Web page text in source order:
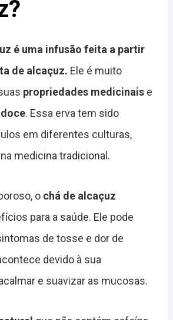
é uma infusão feita a partir
de alcaçuz. Ele é muito
propriedades medicinais e
. Essa erva tem sido
em diferentes culturas,
medicina tradicional.
o chá de alcaçuz
para a saúde. Ele pode
de tosse e dor de
devido à sua
e suavizar as mucosas.